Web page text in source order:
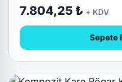
7.804,25 ₺ + KDV
Sepete